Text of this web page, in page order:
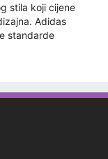
stila koji cijene
Adidas
standarde